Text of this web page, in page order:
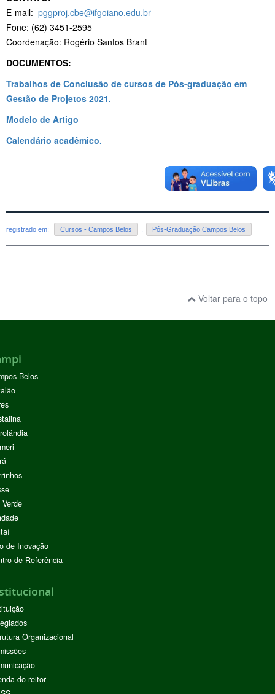
E-mail: pggproj.cbe@ifgoiano.edu.br
Fone: (62) 3451-2595
Coordenação: Rogério Santos Brant
DOCUMENTOS:
Trabalhos de Conclusão de cursos de Pós-graduação em
Gestão de Projetos 2021.
Modelo de Artigo
Calendário acadêmico.
registrado em: Cursos - Campos Belos Pós-Graduação Campos Belos
Voltar para o topo
Belos
de Inovação
de Referência
Organizacional
do reitor